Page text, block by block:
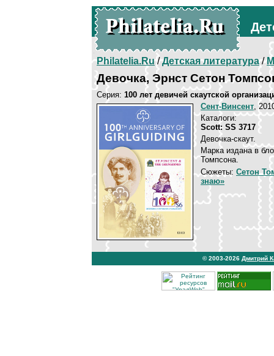
Philatelia.Ru/Детская литература/
Девочка, Эрнст Сетон
Серия: 100 лет девичей скаутской
Сент-Винсент,
Каталоги:
Scott: SS 3717
Девочка-скаут.
Марка издана в
Томпсона.
Сюжеты: Сетон
знаю»
© 2003-2026 Дмитрий